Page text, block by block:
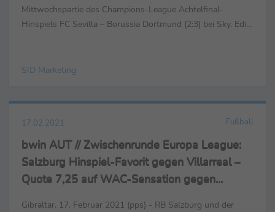
Mittwochspartie des Champions-League Achtelfinal-
Hinspiels FC Sevilla – Borussia Dortmund (2:3) bei Sky. Edin
SID Marketing
17.02.2021 Fußball
bwin AUT // Zwischenrunde Europa League:
Salzburg Hinspiel-Favorit gegen Villarreal –
Quote 7,25 auf WAC-Sensation gegen
Gibraltar, 17. Februar 2021 (pps) - RB Salzburg und der